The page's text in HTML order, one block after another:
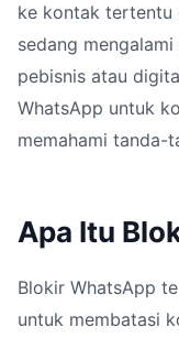
ke kontak tertentu
sedang
pebisnis atau
WhatsApp untuk
memahami tanda-
Apa Itu
Blokir WhatsApp
untuk membatasi